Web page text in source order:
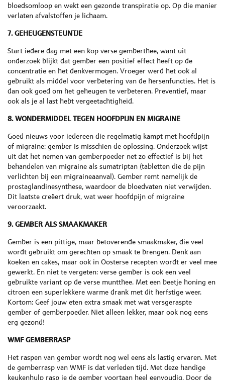
bloedsomloop en wekt een gezonde transpiratie op. Op die manier
verlaten afvalstoffen je lichaam.
7. GEHEUGENSTEUNTJE
Start iedere dag met een kop verse gemberthee, want uit
onderzoek blijkt dat gember een positief effect heeft op de
concentratie en het denkvermogen. Vroeger werd het ook al
gebruikt als middel voor verbetering van de hersenfuncties. Het is
dan ook goed om het geheugen te verbeteren. Preventief, maar
ook als je al last hebt vergeetachtigheid.
8. WONDERMIDDEL TEGEN HOOFDPIJN EN MIGRAINE
Goed nieuws voor iedereen die regelmatig kampt met hoofdpijn
of migraine: gember is misschien de oplossing. Onderzoek wijst
uit dat het nemen van gemberpoeder net zo effectief is bij het
behandelen van migraine als sumatriptan (tabletten die de pijn
verlichten bij een migraineaanval). Gember remt namelijk de
prostaglandinesynthese, waardoor de bloedvaten niet verwijden.
Dit laatste creëert druk, wat weer hoofdpijn of migraine
veroorzaakt.
9. GEMBER ALS SMAAKMAKER
Gember is een pittige, maar betoverende smaakmaker, die veel
wordt gebruikt om gerechten op smaak te brengen. Denk aan
koeken en cakes, maar ook in Oosterse recepten wordt er veel mee
gewerkt. En niet te vergeten: verse gember is ook een veel
gebruikte variant op de verse muntthee. Met een beetje honing en
citroen een superlekkere warme drank met dit herfstige weer.
Kortom: Geef jouw eten extra smaak met wat versgeraspte
gember of gemberpoeder. Niet alleen lekker, maar ook nog eens
erg gezond!
WMF GEMBERRASP
Het raspen van gember wordt nog wel eens als lastig ervaren. Met
de gemberrasp van WMF is dat verleden tijd. Met deze handige
keukenhulp rasp je de gember voortaan heel eenvoudig. Door de